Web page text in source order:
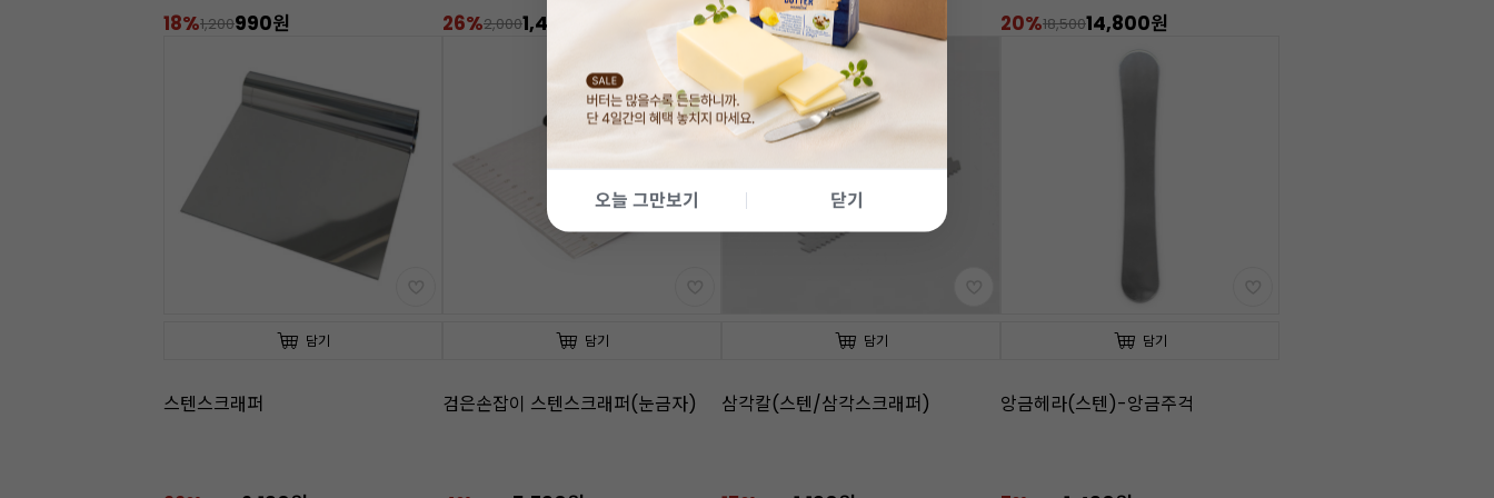
오늘 그만보기 닫기
18%1,200990원 26%2,0001,490원 0%2,3002,290원 20%18,50014,800원
담기
스텐스크래퍼
담기
검은손잡이 스텐스크래퍼(눈금자)
담기
삼각칼(스텐/삼각스크래퍼)
담기
앙금헤라(스텐)-앙금주걱